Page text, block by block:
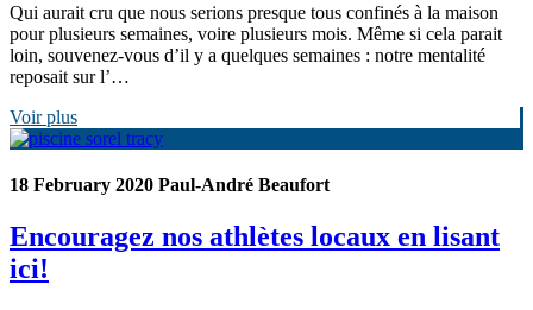
Qui aurait cru que nous serions presque tous confinés à la maison
pour plusieurs semaines, voire plusieurs mois. Même si cela parait
loin, souvenez-vous d’il y a quelques semaines : notre mentalité
reposait sur l’…
Voir plus
18 February 2020 Paul-André Beaufort
Encouragez nos athlètes locaux en lisant
ici!